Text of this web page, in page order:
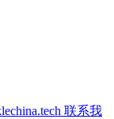
联系我